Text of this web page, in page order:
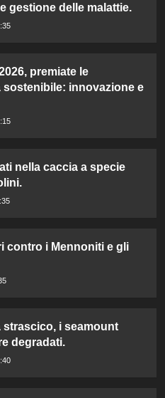
gestione delle malattie.
premiate le
innovazione e
nella caccia a specie
contro i Mennoniti e gli
strascico, i seamount
degradati.